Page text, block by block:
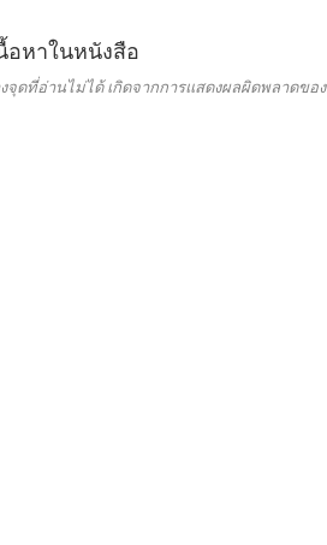
อหาในหนังสือ
จุดที่อ่านไม่ได้ เกิดจากการแสดงผลผิดพลาดขอ